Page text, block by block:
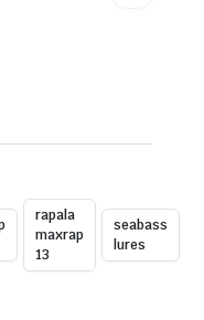
rapala
maxrap
13
seabass
lures